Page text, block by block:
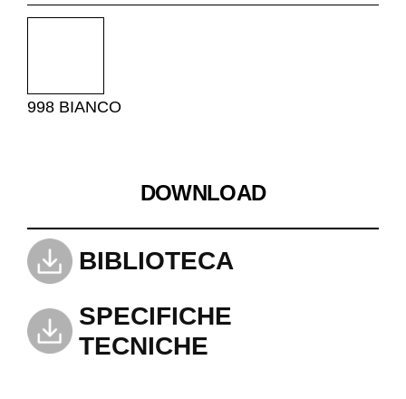
998 BIANCO
DOWNLOAD
BIBLIOTECA
SPECIFICHE
TECNICHE